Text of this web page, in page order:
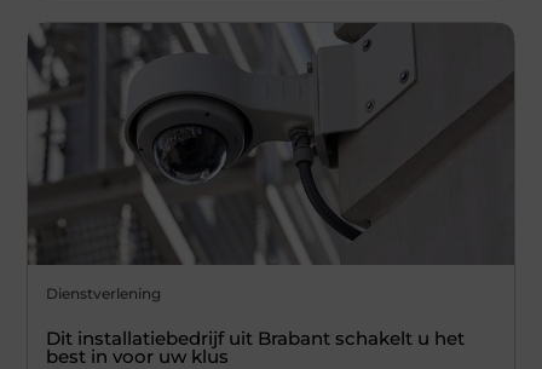
Dienstverlening
Dit installatiebedrijf uit Brabant schakelt u het
best in voor uw klus